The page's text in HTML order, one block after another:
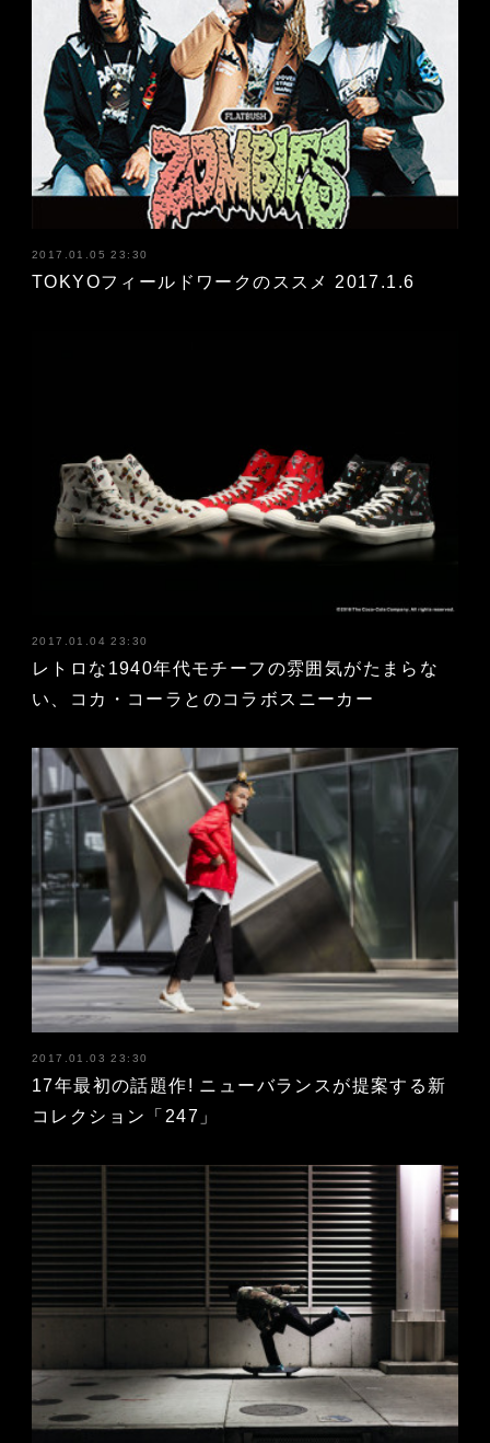
2017.01.05 23:30
TOKYOフィールドワークのススメ 2017.1.6
2017.01.04 23:30
レトロな1940年代モチーフの雰囲気がたまらな
い、コカ・コーラとのコラボスニーカー
2017.01.03 23:30
17年最初の話題作! ニューバランスが提案する新
コレクション「247」